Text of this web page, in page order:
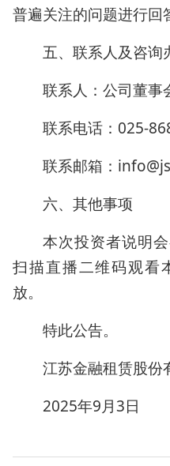
普遍关注的问题进行回
五、联系人及咨询
联系人：公司董事
联系电话：025-
联系邮箱：
六、其他事项
本次投资者说明
扫描直播二维码观看
放。
特此公告。
江苏金融租赁股份
2025年9月3日